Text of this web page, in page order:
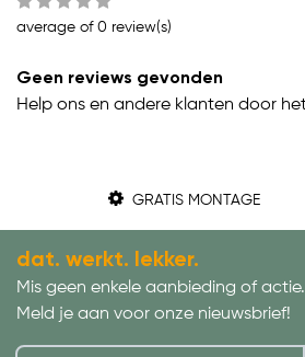
average of 0 review(s)
Geen reviews gevonden
Help ons en andere klanten door
GRATIS MONTAGE
dat. werkt. lekker.
Mis geen enkele aanbieding of actie.
Meld je aan voor onze nieuwsbrief!